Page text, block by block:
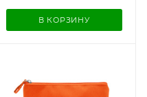
В КОРЗИНУ